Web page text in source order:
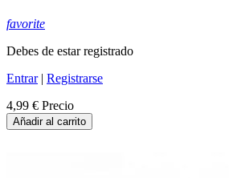
favorite
Debes de estar registrado
Entrar| Registrarse
4,99 € Precio
Añadir al carrito